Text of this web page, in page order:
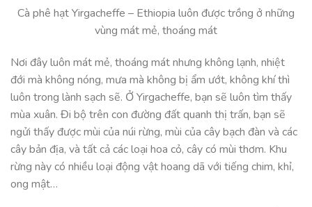
Cà phê hạt Yirgacheffe – Ethiopia luôn được trồng ở những
vùng mát mẻ, thoáng mát
Nơi đây luôn mát mẻ, thoáng mát nhưng không lạnh, nhiệt
đới mà không nóng, mưa mà không bị ẩm ướt, không khí thì
luôn trong lành sạch sẽ. Ở Yirgacheffe, bạn sẽ luôn tìm thấy
mùa xuân. Đi bộ trên con đường đất quanh thị trấn, bạn sẽ
ngửi thấy được mùi của núi rừng, mùi của cây bạch đàn và các
cây bản địa, và tất cả các loại hoa cỏ, cây có mùi thơm. Khu
rừng này có nhiều loại động vật hoang dã với tiếng chim, khỉ,
ong mật…